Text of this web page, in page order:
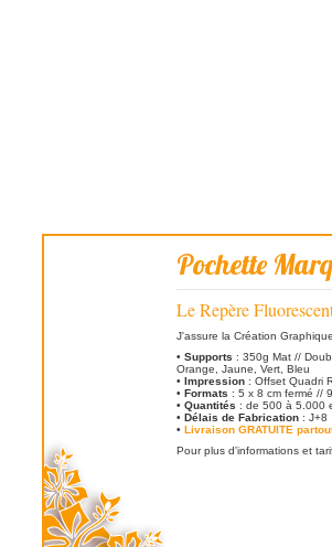
Pochette
Le Repère
J'assure la Création
• Supports : 350g Mat //
Orange, Jaune, Vert, Bleu
• Impression : Offset Quadri
• Formats : 5 x 8 cm fermé //
• Quantités : de 500 à 5.000
• Délais de Fabrication : J+8
• Livraison GRATUITE
Pour plus d'informations et